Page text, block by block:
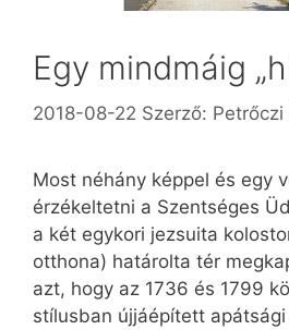
Egy mindmáig
2018-08-22 Szerző: Petrőczi
Most néhány képpel és egy
érzékeltetni a Szentséges
a két egykori jezsuita
otthona) határolta tér
azt, hogy az 1736 és 1799
stílusban újjáépített